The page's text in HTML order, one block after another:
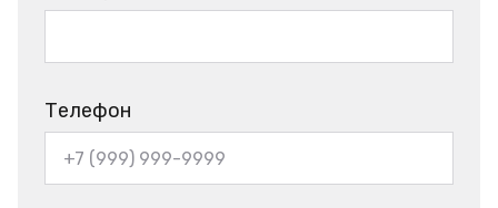
Телефон